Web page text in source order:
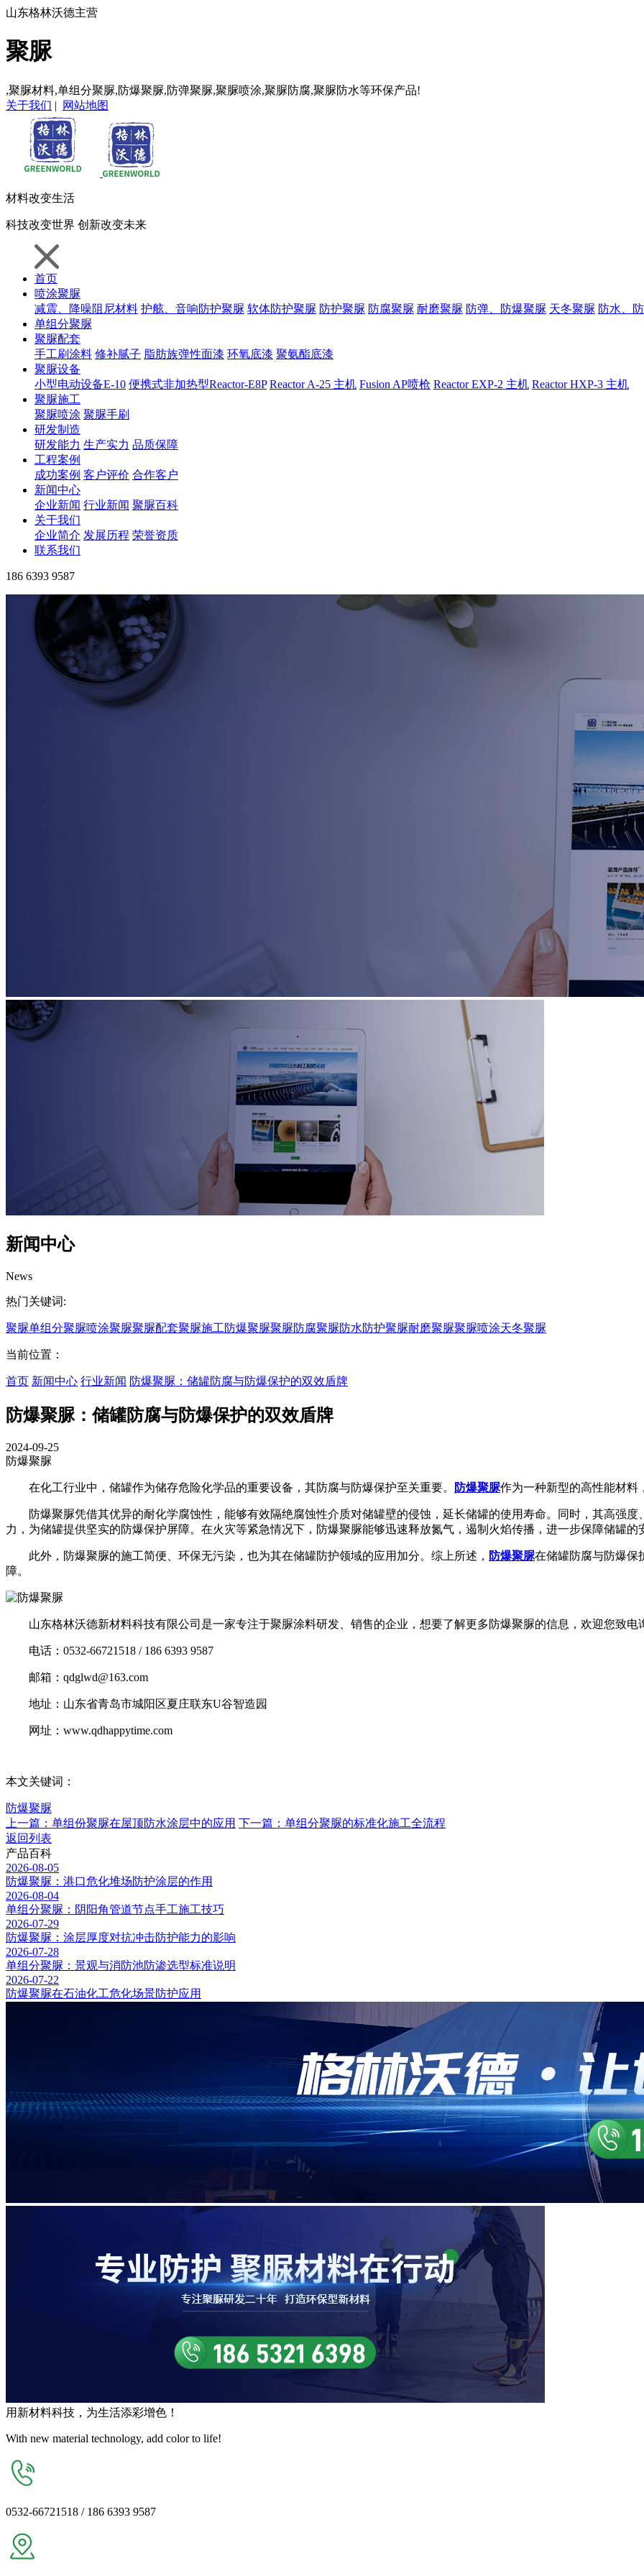
山东格林沃德主营
聚脲
,聚脲材料,单组分聚脲,防爆聚脲,防弹聚脲,聚脲喷涂,聚脲防腐,聚脲防水等环保产品!
关于我们 | 网站地图
材料改变生活
科技改变世界 创新改变未来
首页
喷涂聚脲
减震、降噪阻尼材料 护舷、音响防护聚脲 软体防护聚脲 防护聚脲 防腐聚脲 耐磨聚脲 防弹、防爆聚脲 天冬聚脲 防水、
单组分聚脲
聚脲配套
手工刷涂料 修补腻子 脂肪族弹性面漆 环氧底漆 聚氨酯底漆
聚脲设备
小型电动设备E-10 便携式非加热型Reactor-E8P Reactor A-25 主机 Fusion AP喷枪 Reactor EXP-2 主机 Reactor HXP-3 主机
聚脲施工
聚脲喷涂 聚脲手刷
研发制造
研发能力 生产实力 品质保障
工程案例
成功案例 客户评价 合作客户
新闻中心
企业新闻 行业新闻 聚脲百科
关于我们
企业简介 发展历程 荣誉资质
联系我们
186 6393 9587
新闻中心
News
热门关键词:
聚脲单组分聚脲喷涂聚脲聚脲配套聚脲施工防爆聚脲聚脲防腐聚脲防水防护聚脲耐磨聚脲聚脲喷涂天冬聚脲
当前位置：
首页 新闻中心 行业新闻 防爆聚脲：储罐防腐与防爆保护的双效盾牌
防爆聚脲：储罐防腐与防爆保护的双效盾牌
2024-09-25
防爆聚脲
在化工行业中，储罐作为储存危险化学品的重要设备，其防腐与防爆保护至关重要。 防爆聚脲作为一种新型的高性能材料
防爆聚脲凭借其优异的耐化学腐蚀性，能够有效隔绝腐蚀性介质对储罐壁的侵蚀，延长储罐的使用寿命。同时，其高强度
力，为储罐提供坚实的防爆保护屏障。在火灾等紧急情况下，防爆聚脲能够迅速释放氮气，遏制火焰传播，进一步保障储罐的
此外，防爆聚脲的施工简便、环保无污染，也为其在储罐防护领域的应用加分。综上所述， 防爆聚脲在储罐防腐与防爆保
障。
山东格林沃德新材料科技有限公司是一家专注于聚脲涂料研发、销售的企业，想要了解更多防爆聚脲的信息，欢迎您致电
电话：0532-66721518 / 186 6393 9587
邮箱：qdglwd@163.com
地址：山东省青岛市城阳区夏庄联东U谷智造园
网址：www.qdhappytime.com
本文关键词：
防爆聚脲
上一篇：单组份聚脲在屋顶防水涂层中的应用 下一篇：单组分聚脲的标准化施工全流程
返回列表
产品百科
2026-08-05
防爆聚脲：港口危化堆场防护涂层的作用
2026-08-04
单组分聚脲：阴阳角管道节点手工施工技巧
2026-07-29
防爆聚脲：涂层厚度对抗冲击防护能力的影响
2026-07-28
单组分聚脲：景观与消防池防渗选型标准说明
2026-07-22
防爆聚脲在石油化工危化场景防护应用
用 新材料科技，为生活添彩增色 ！
With new material technology, add color to life!
0532-66721518 / 186 6393 9587